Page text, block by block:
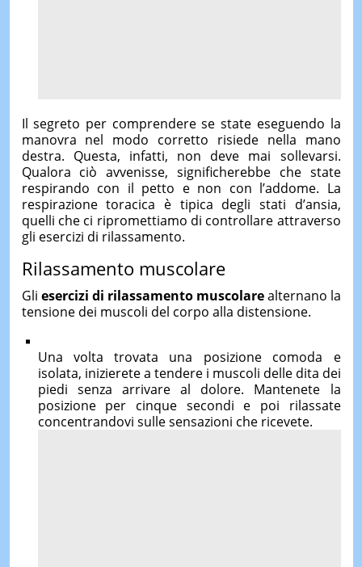
Il segreto per comprendere se state eseguendo la
manovra nel modo corretto risiede nella mano
destra. Questa, infatti, non deve mai sollevarsi.
Qualora ciò avvenisse, significherebbe che state
respirando con il petto e non con l’addome. La
respirazione toracica è tipica degli stati d’ansia,
quelli che ci ripromettiamo di controllare attraverso
gli esercizi di rilassamento.
Rilassamento muscolare
Gli esercizi di rilassamento muscolarealternano la
tensione dei muscoli del corpo alla distensione.
Una volta trovata una posizione comoda e
isolata, inizierete a tendere i muscoli delle dita dei
piedi senza arrivare al dolore. Mantenete la
posizione per cinque secondi e poi rilassate
concentrandovi sulle sensazioni che ricevete.